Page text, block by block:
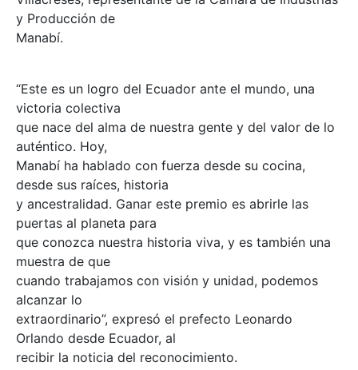
y Producción de
Manabí.
“Este es un logro del Ecuador ante el mundo, una
victoria colectiva
que nace del alma de nuestra gente y del valor de lo
auténtico. Hoy,
Manabí ha hablado con fuerza desde su cocina,
desde sus raíces, historia
y ancestralidad. Ganar este premio es abrirle las
puertas al planeta para
que conozca nuestra historia viva, y es también una
muestra de que
cuando trabajamos con visión y unidad, podemos
alcanzar lo
extraordinario”, expresó el prefecto Leonardo
Orlando desde Ecuador, al
recibir la noticia del reconocimiento.